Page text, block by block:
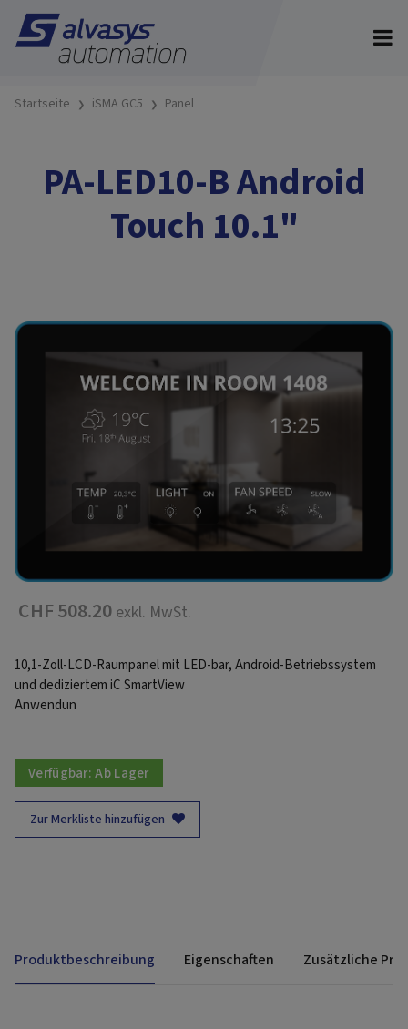
Startseite iSMA GC5 Panel
PA-LED10-B Android
Touch 10.1"
CHF 508.20 exkl. MwSt.
10,1-Zoll-LCD-Raumpanel mit LED-bar, Android-Betriebssystem
und dediziertem iC SmartView
Anwendun
Verfügbar:Ab Lager
Zur Merkliste hinzufügen
Produktbeschreibung Eigenschaften Zusätzliche